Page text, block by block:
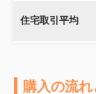
住宅取引平均
購入の流